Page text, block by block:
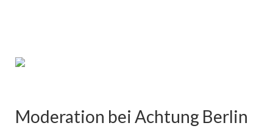
Moderation bei Achtung Berlin